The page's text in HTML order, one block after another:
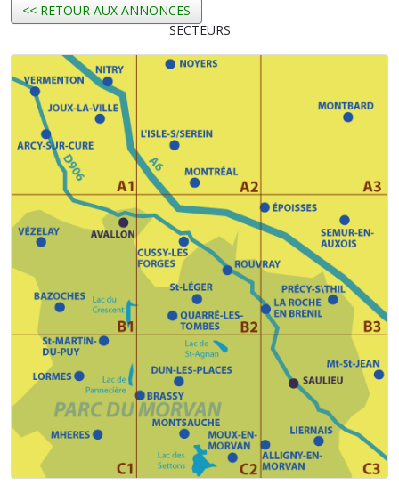
<< RETOUR AUX ANNONCES
SECTEURS